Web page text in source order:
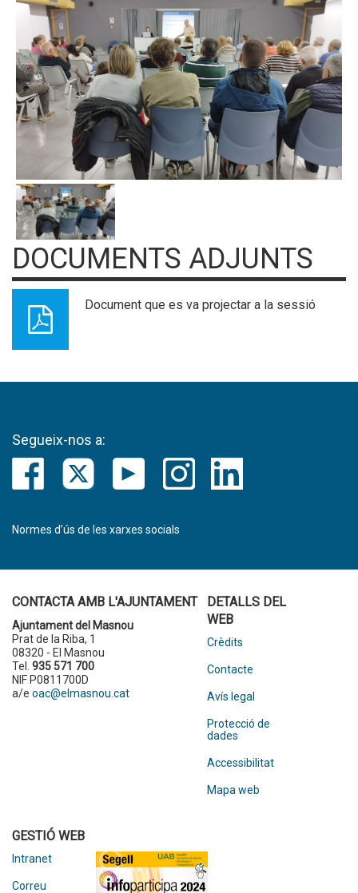
DOCUMENTS ADJUNTS
Document que es va projectar a la sessió
Segueix-nos a:
Normes d’ús de les xarxes socials
CONTACTA AMB L'AJUNTAMENT
Ajuntament del Masnou
Prat de la Riba, 1
08320 - El Masnou
Tel. 935 571 700
NIF P0811700D
a/e oac@elmasnou.cat
DETALLS DEL
WEB
Crèdits
Contacte
Avís legal
Protecció de
dades
Accessibilitat
Mapa web
GESTIÓ WEB
Intranet
Correu